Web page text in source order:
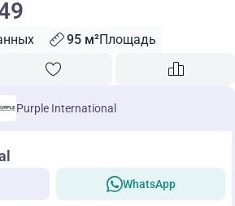
95 м²Площадь
Purple International
WhatsApp